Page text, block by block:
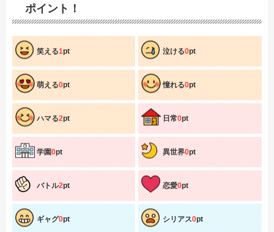
ポイント！
笑える1pt 泣ける0pt
萌える0pt 憧れる0pt
ハマる2pt 日常0pt
学園0pt 異世界0pt
バトル2pt 恋愛0pt
ギャグ0pt シリアス0pt